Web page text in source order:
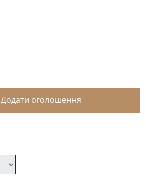
Додати оголошення